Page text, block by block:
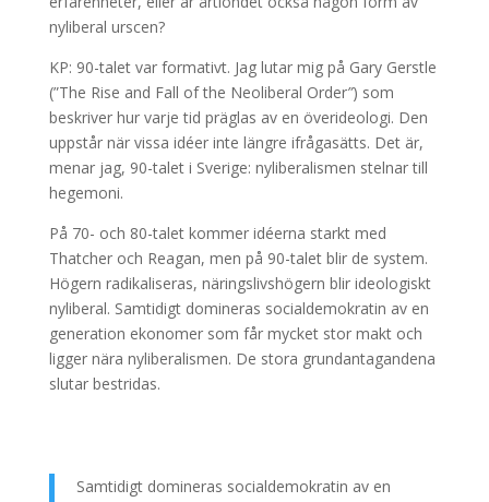
nyliberal urscen?
KP: 90-talet var formativt. Jag lutar mig på Gary Gerstle
(”The Rise and Fall of the Neoliberal Order”) som
beskriver hur varje tid präglas av en överideologi. Den
uppstår när vissa idéer inte längre ifrågasätts. Det är,
menar jag, 90-talet i Sverige: nyliberalismen stelnar till
hegemoni.
På 70- och 80-talet kommer idéerna starkt med
Thatcher och Reagan, men på 90-talet blir de system.
Högern radikaliseras, näringslivshögern blir ideologiskt
nyliberal. Samtidigt domineras socialdemokratin av en
generation ekonomer som får mycket stor makt och
ligger nära nyliberalismen. De stora grundantagandena
slutar bestridas.
Samtidigt domineras socialdemokratin av en